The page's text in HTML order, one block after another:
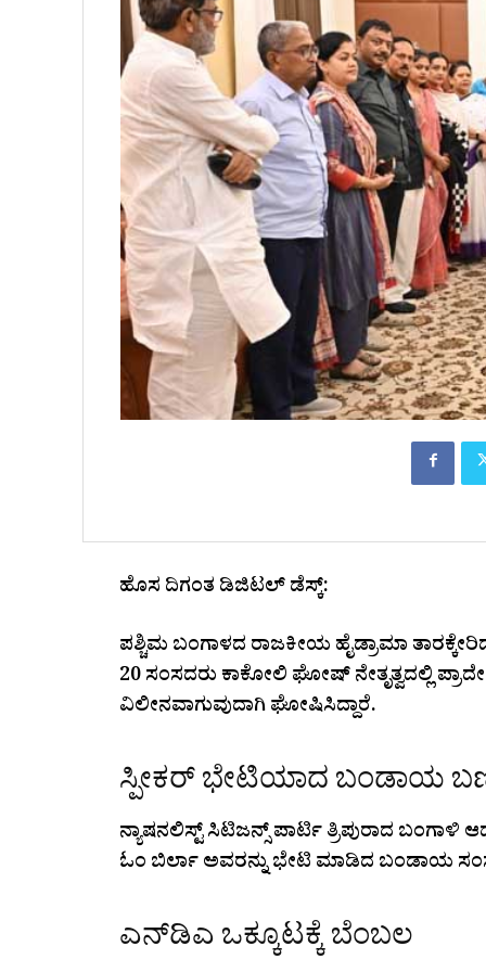
ಹೊಸ ದಿಗಂತ ಡಿಜಿಟಲ್ ಡೆಸ್ಕ್:
ಪಶ್ಚಿಮ ಬಂಗಾಳದ ರಾಜಕೀಯ ಹೈಡ್ರಾಮಾ
20 ಸಂಸದರು ಕಾಕೋಲಿ ಘೋಷ್ ನೇತೃತ್ವದಲ್ಲಿ
ವಿಲೀನವಾಗುವುದಾಗಿ ಘೋಷಿಸಿದ್ದಾರೆ.
ಸ್ಪೀಕರ್ ಭೇಟಿಯಾದ ಬಂಡಾಯ
ನ್ಯಾಷನಲಿಸ್ಟ್ ಸಿಟಿಜನ್ಸ್ ಪಾರ್ಟಿ ತ್ರಿಪುರಾದ
ಓಂ ಬಿರ್ಲಾ ಅವರನ್ನು ಭೇಟಿ ಮಾಡಿದ ಬಂಡಾಯ
ಎನ್‌ಡಿಎ ಒಕ್ಕೂಟಕ್ಕೆ ಬೆಂಬಲ